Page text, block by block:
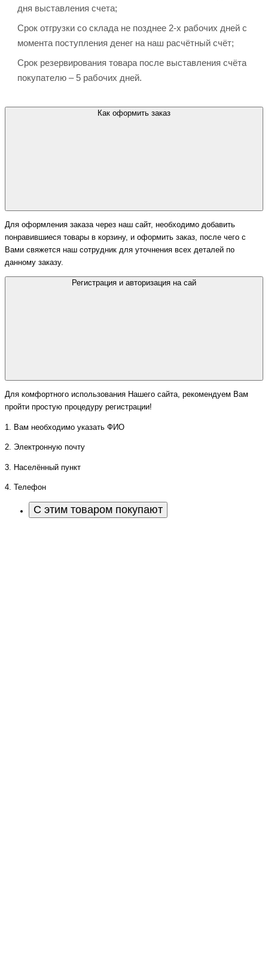
дня выставления счета;
Срок отгрузки со склада не позднее 2-х рабочих дней с
момента поступления денег на наш расчётный счёт;
Срок резервирования товара после выставления счёта
покупателю – 5 рабочих дней.
Как оформить заказ
Для оформления заказа через наш сайт, необходимо добавить
понравившиеся товары в корзину, и оформить заказ, после чего с
Вами свяжется наш сотрудник для уточнения всех деталей по
данному заказу.
Регистрация и авторизация на сай
Для комфортного использования Нашего сайта, рекомендуем Вам
пройти простую процедуру регистрации!
1. Вам необходимо указать ФИО
2. Электронную почту
3. Населённый пункт
4. Телефон
С этим товаром покупают